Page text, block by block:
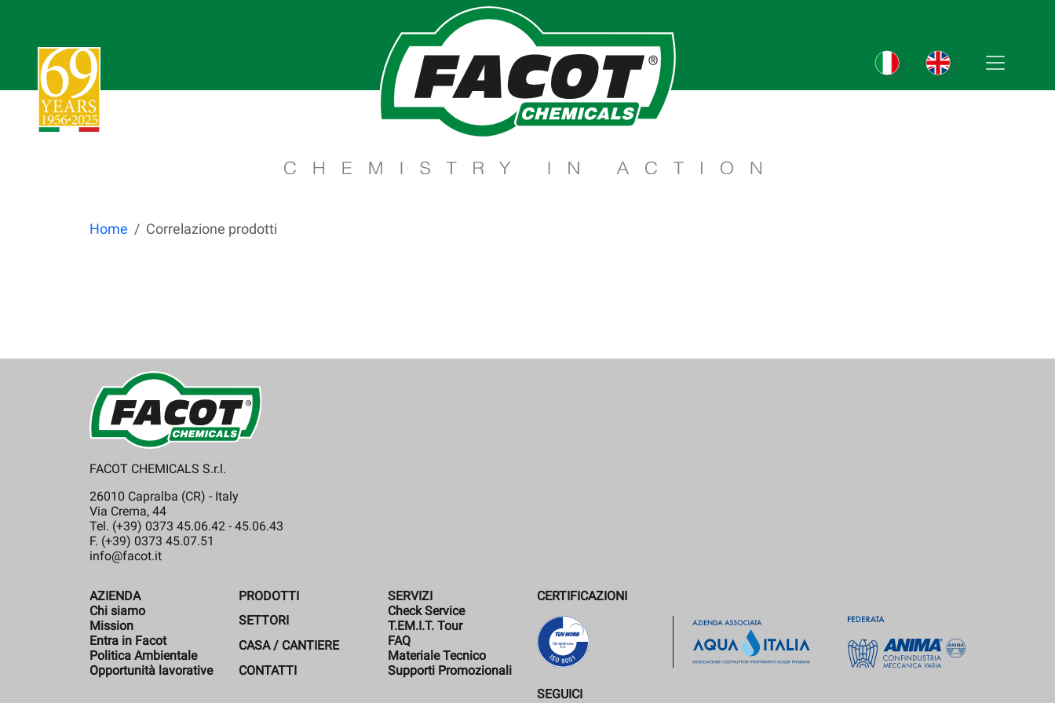
Home Correlazione prodotti
FACOT CHEMICALS S.r.l.
26010 Capralba (CR) - Italy
Via Crema, 44
Tel. (+39) 0373 45.06.42 - 45.06.43
F. (+39) 0373 45.07.51
info@facot.it
AZIENDA
Chi siamo
Mission
Entra in Facot
Politica Ambientale
Opportunità lavorative
PRODOTTI
SETTORI
CASA / CANTIERE
CONTATTI
SERVIZI
Check Service
T.EM.I.T. Tour
FAQ
Materiale Tecnico
Supporti Promozionali
CERTIFICAZIONI
SEGUICI